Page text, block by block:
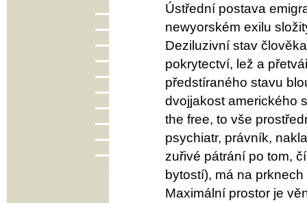
Ústřední postava
newyorském exilu
Deziluzivní stav
pokrytectví, lež a
předstíraného stavu
dvojjakost amerického
the free, to vše
psychiatr, právník,
zuřivé pátrání po tom,
bytostí), má na
Maximální prostor je